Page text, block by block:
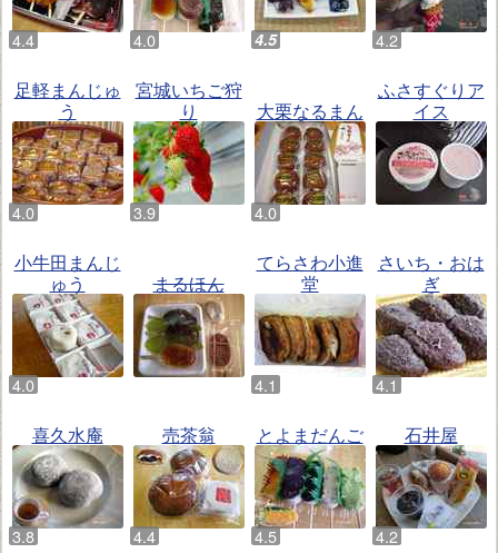
足軽まんじゅ
う
宮城いちご狩
り
大栗なるまん
ふさすぐりア
イス
小牛田まんじ
ゅう
まるほん
てらさわ小進
堂
さいち・おは
ぎ
喜久水庵 売茶翁 とよまだんご 石井屋